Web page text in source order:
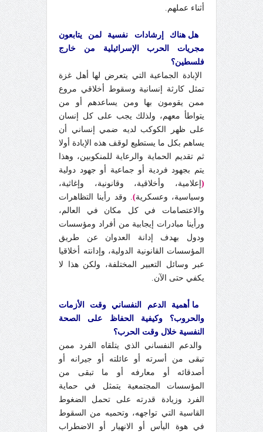
أثناء عملهم.
هل هناك إرشادات نفسية لمن يتابعون
مجريات الحرب الإسرائيلية من خارج
فلسطين؟
الإبادة الجماعية التي يتعرض لها أهل غزة
تمثل كارثة إنسانية وسقوط أخلاقي مروع
ممن يقومون بها ومن يساعدهم أو من
يتواطأ معهم، ولذلك يجب على كل إنسان
على ظهر الكوكب لديه ضمي إنساني أن
يساهم بكل ما يستطيع لوقف هذه الإبادة أولا
ثم تقديم الحماية والرعاية للمنكوبين، وهذا
يتم بجهود فردية أو جماعية أو جهود دولية
( إعلامية، وأخلاقية، وقانونية، وإغاثية،
وسياسية، وعسكرية). وقد رأينا التظاهرات
والاعتصامات في كل مكان في العالم،
ورأينا مبادرات إيجابية من أفراد ومؤسسات
ودول بهدف إدانة العدوان عن طريق
المؤسسات القانونية الدولية، وإدانته أخلاقيا
عبر وسائل التعبير المختلفة، ولكن هذا لا
يكفي حتى الآن.
ما أهمية الدعم النفساني وقت الأزمات
والحروب؟ وكيفية الحفاظ على الصحة
النفسية خلال وقت الحرب؟
والدعم النفساني الذي يتلقاه الفرد ممن
تبقى من أسرته أو عائلته أو جيرانه أو
أصدقائه أو معارفه أو ما تبقى من
المؤسسات المجتمعية يتمثل في حماية
الفرد وزيادة قدرته على تحمل الضغوط
القاسية التي تواجهه، وتحميه من السقوط
في هوة اليأس أو الانهيار أو الاضطراب